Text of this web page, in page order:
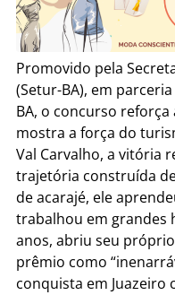
Promovido pela
(Setur-BA), em
BA, o concurso
mostra a força do
Val Carvalho, a vitória
trajetória construída
de acarajé, ele
trabalhou em grandes
anos, abriu seu
prêmio como
conquista em Juazeiro